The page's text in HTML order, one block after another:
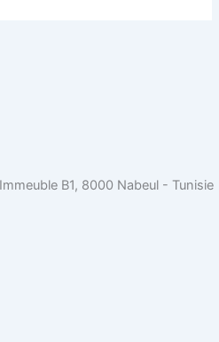
B1, 8000 Nabeul - Tunisie